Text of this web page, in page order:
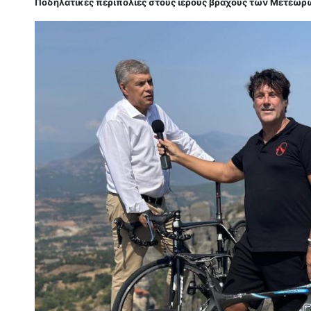
Ποδηλατικές περιπολίες στους ιερούς βράχους των